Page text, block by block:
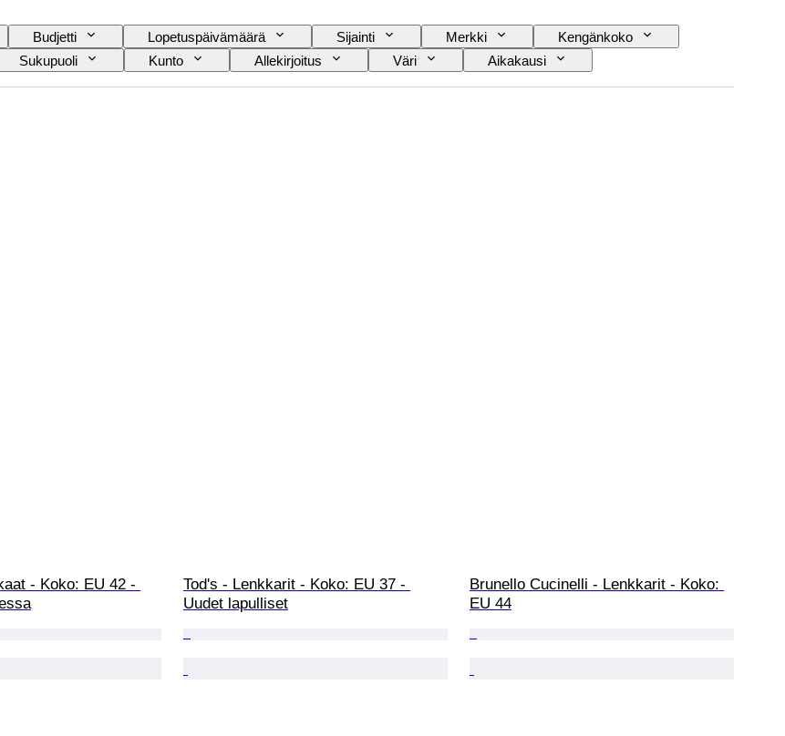
Budjetti Lopetuspäivämäärä Sijainti Merkki
Kengänkoko
Sukupuoli Kunto Allekirjoitus Väri
Aikakausi
- Koko: EU 42 -
Tod's - Lenkkarit - Koko: EU 37 -
Uudet lapulliset
Brunello Cucinelli - Lenkkarit - Koko:
EU 44